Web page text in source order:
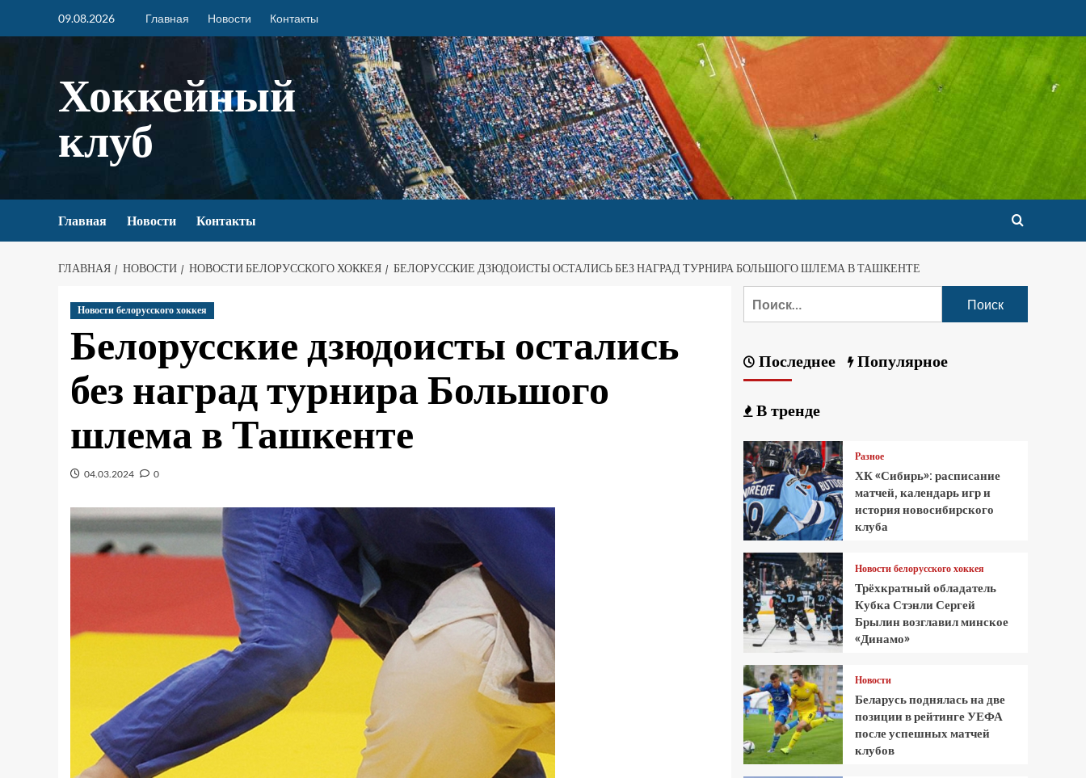
09.08.2026 Главная Новости Контакты
Хоккейный
клуб
Главная Новости Контакты
ГЛАВНАЯ НОВОСТИ НОВОСТИ БЕЛОРУССКОГО ХОККЕЯ БЕЛОРУССКИЕ ДЗЮДОИСТЫ ОСТАЛИСЬ БЕЗ НАГРАД ТУРНИРА БОЛЬШОГО ШЛЕМА В ТАШКЕНТЕ
Новости белорусского хоккея
Белорусские дзюдоисты остались
без наград турнира Большого
шлема в Ташкенте
04.03.2024 0
Последнее Популярное
В тренде
Разное
ХК «Сибирь»: расписание
матчей, календарь игр и
история новосибирского
клуба
Новости белорусского хоккея
Трёхкратный обладатель
Кубка Стэнли Сергей
Брылин возглавил минское
«Динамо»
Новости
Беларусь поднялась на две
позиции в рейтинге УЕФА
после успешных матчей
клубов